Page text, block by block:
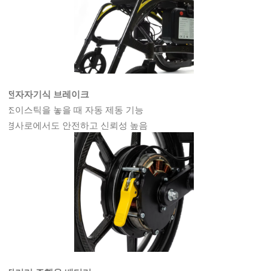
전자자기식 브레이크
조이스틱을 놓을 때 자동 제동 기능
경사로에서도 안전하고 신뢰성 높음